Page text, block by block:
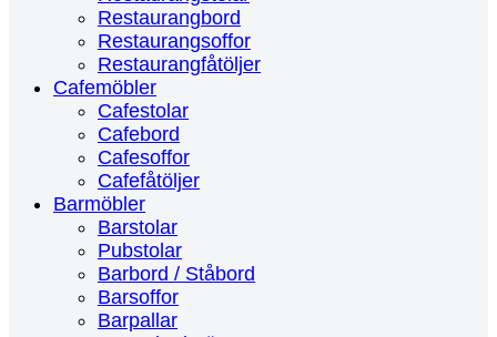
Restaurangbord
Restaurangsoffor
Restaurangfåtöljer
Cafemöbler
Cafestolar
Cafebord
Cafesoffor
Cafefåtöljer
Barmöbler
Barstolar
Pubstolar
Barbord / Ståbord
Barsoffor
Barpallar